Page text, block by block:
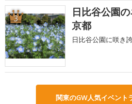
3
日比谷公園
京都
日比谷公園に咲き
関東のGW人気イベント